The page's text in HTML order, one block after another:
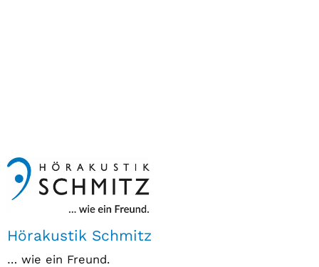
Hörakustik Schmitz
… wie ein Freund.